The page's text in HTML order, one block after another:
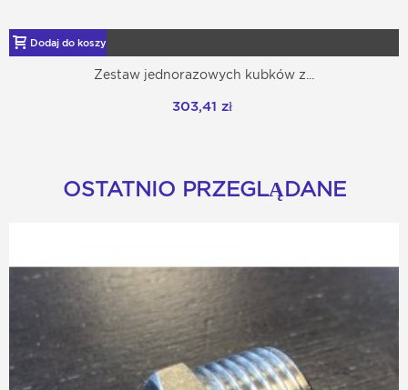
Dodaj do koszyka
Zestaw jednorazowych kubków z...
303,41 zł
OSTATNIO PRZEGLĄDANE